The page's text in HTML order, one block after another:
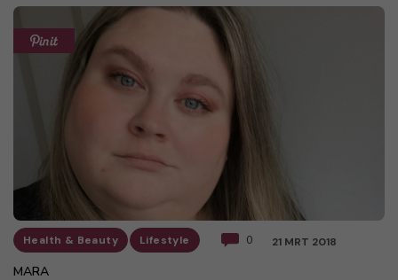
Health & Beauty Lifestyle 0 21 MRT 2018
MARA